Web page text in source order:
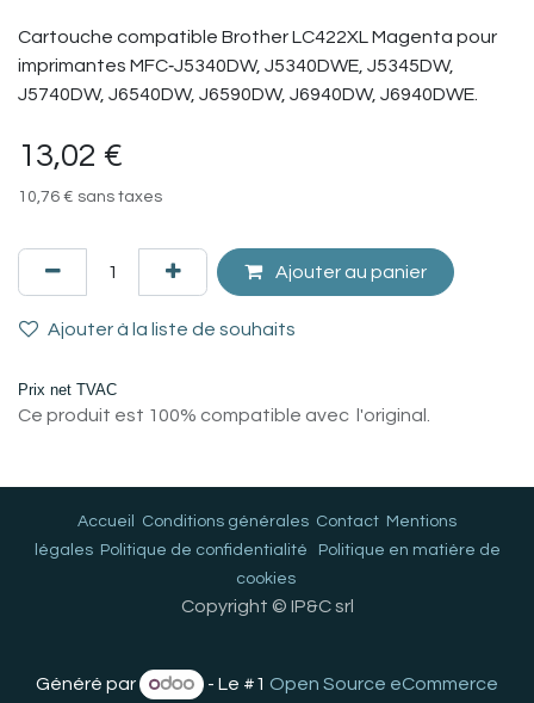
Cartouche compatible Brother LC422XL Magenta pour
imprimantes MFC‑J5340DW, J5340DWE, J5345DW,
J5740DW, J6540DW, J6590DW, J6940DW, J6940DWE.
13,02 €
10,76 € sans taxes
Ajouter au panier
Ajouter à la liste de souhaits
Prix net TVAC
Ce produit est 100% compatible avec l'original.
Accueil Conditions générales Contact Mentions
légales Politique de confidentialité
Politique en matière de
cookies
Copyright © IP&C srl
Généré par - Le #1 Open Source eCommerce